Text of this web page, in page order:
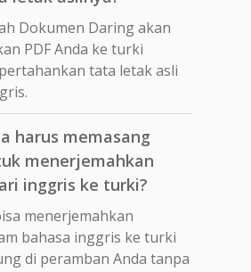
Dokumen Daring akan
PDF Anda ke turki
tata letak asli
harus memasang
menerjemahkan
inggris ke turki?
menerjemahkan
bahasa inggris ke turki
di peramban Anda tanpa